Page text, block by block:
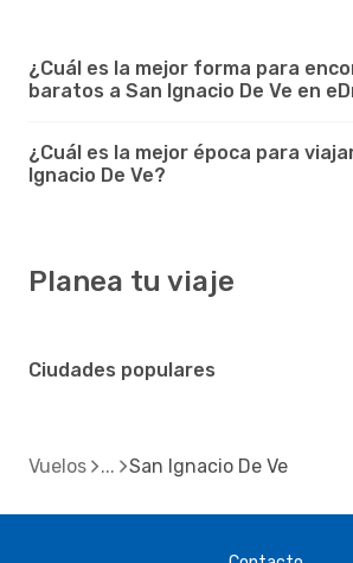
¿Cuál es la mejor forma para
baratos a San Ignacio De Ve en
¿Cuál es la mejor época para
Ignacio De Ve?
Planea tu viaje
Ciudades populares
Vuelos San Ignacio De Ve